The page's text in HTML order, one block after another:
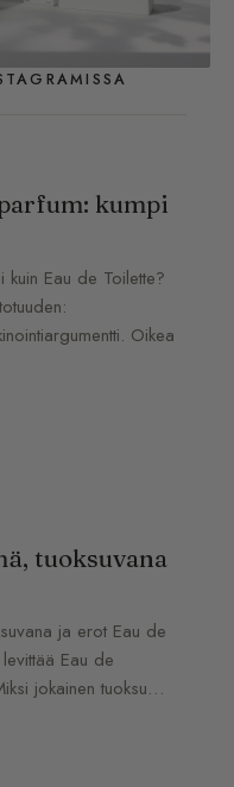
kumpi
Eau de Toilette?
Oikea
tuoksuvana
ja erot Eau de
Eau de
jokainen tuoksu…